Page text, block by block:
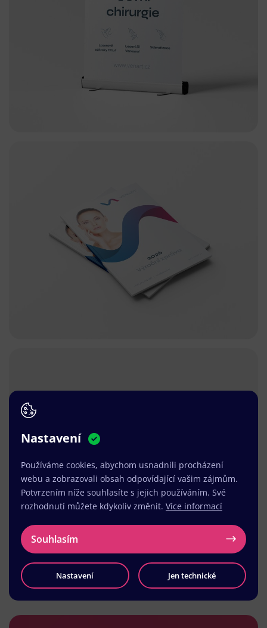
Načíst další
Nastavení
Používáme cookies, abychom usnadnili procházení
webu a zobrazovali obsah odpovídající vašim zájmům.
Potvrzením níže souhlasíte s jejich používáním. Své
rozhodnutí můžete kdykoliv změnit. Více informací
Souhlasím
Nastavení Jen technické